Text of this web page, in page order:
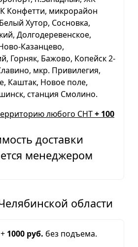
микрорайон
Хутор, Сосновка,
Долгодеревенское,
Казанцево,
Горняк, Бажово, Копейск 2-
мкр. Привилегия,
Каштак, Новое поле,
станция Смолино.
любого СНТ+ 100
доставки
менеджером
области
+ 1000 руб. без подъема.